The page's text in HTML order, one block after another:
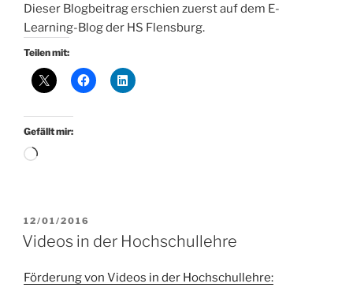
Dieser Blogbeitrag erschien zuerst auf dem E-
Learning-Blog der HS Flensburg.
Teilen mit:
Gefällt mir:
Wird
VERÖFFENTLICHT
AM
12/01/2016
Videos in der Hochschullehre
Förderung von Videos in der Hochschullehre: